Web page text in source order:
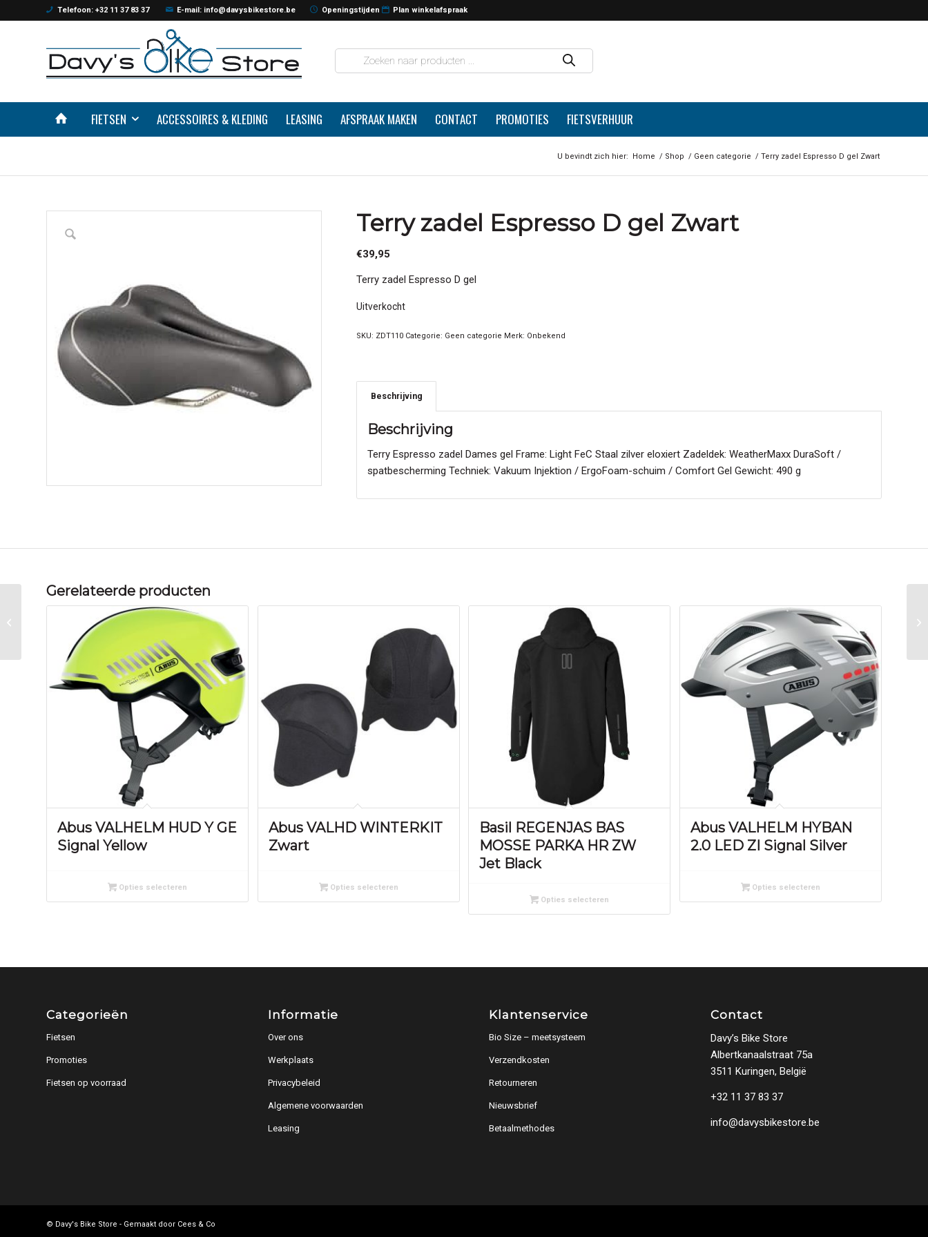
Telefoon: +32 11 37 83 37 E-mail: info@davysbikestore.be Openingstijden Plan winkelafspraak
FIETSEN ACCESSOIRES & KLEDING LEASING AFSPRAAK MAKEN CONTACT PROMOTIES FIETSVERHUUR
U bevindt zich hier: Home / Shop / Geen categorie / Terry zadel Espresso D gel Zwart
Terry zadel Espresso D gel Zwart
€39,95
Terry zadel Espresso D gel
Uitverkocht
SKU: ZDT110 Categorie: Geen categorie Merk: Onbekend
Beschrijving
Beschrijving
Terry Espresso zadel Dames gel Frame: Light FeC Staal zilver eloxiert Zadeldek: WeatherMaxx DuraSoft /
spatbescherming Techniek: Vakuum Injektion / ErgoFoam-schuim / Comfort Gel Gewicht: 490 g
Gerelateerde producten
Abus VALHELM HUD Y GE
Signal Yellow
Opties selecteren
Abus VALHD WINTERKIT
Zwart
Opties selecteren
Basil REGENJAS BAS
MOSSE PARKA HR ZW
Jet Black
Opties selecteren
Abus VALHELM HYBAN
2.0 LED ZI Signal Silver
Opties selecteren
Categorieën
Fietsen
Promoties
Fietsen op voorraad
Informatie
Over ons
Werkplaats
Privacybeleid
Algemene voorwaarden
Leasing
Klantenservice
Bio Size – meetsysteem
Verzendkosten
Retourneren
Nieuwsbrief
Betaalmethodes
Contact
Davy’s Bike Store
Albertkanaalstraat 75a
3511 Kuringen, België
+32 11 37 83 37
info@davysbikestore.be
© Davy's Bike Store - Gemaakt door Cees & Co